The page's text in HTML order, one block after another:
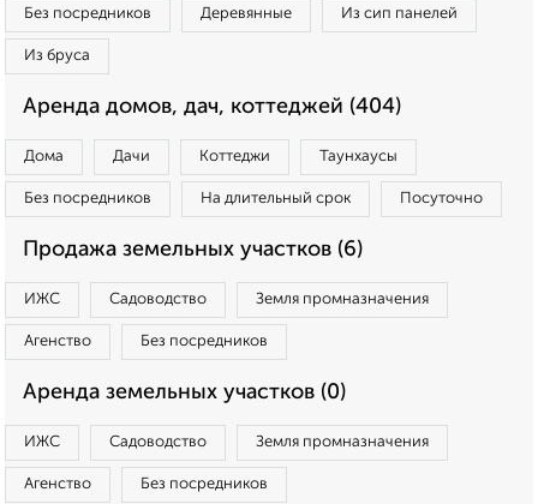
Без посредников Деревянные Из сип панелей
Из бруса
Аренда домов, дач, коттеджей (404)
Дома Дачи Коттеджи Таунхаусы
Без посредников На длительный срок Посуточно
Продажа земельных участков (6)
ИЖС Садоводство Земля промназначения
Агенство Без посредников
Аренда земельных участков (0)
ИЖС Садоводство Земля промназначения
Агенство Без посредников